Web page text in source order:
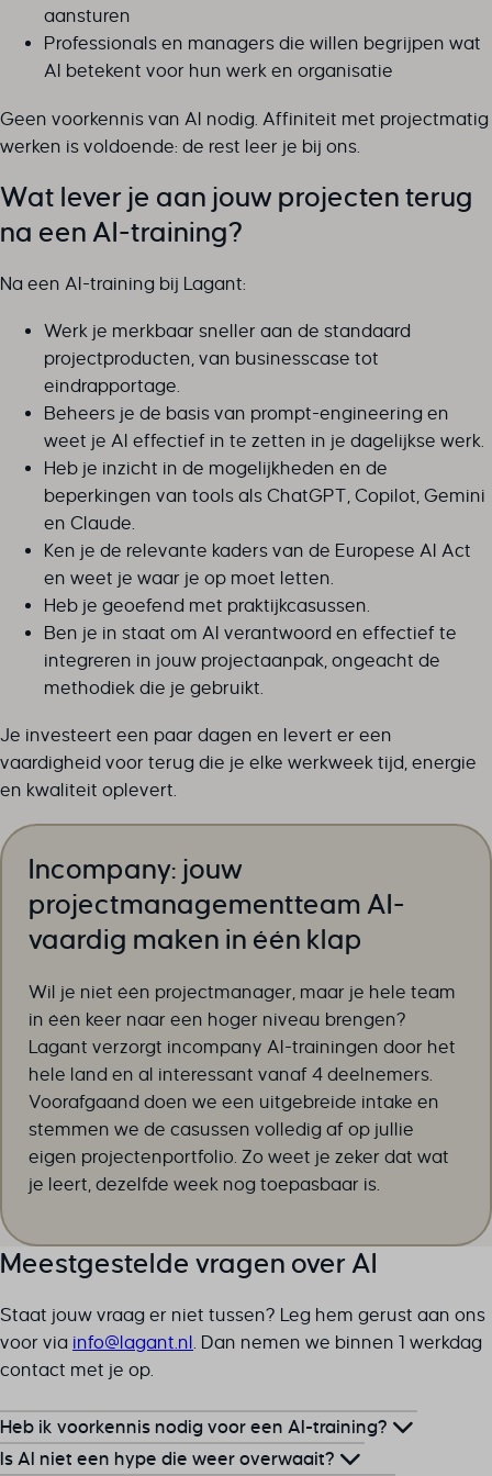
aansturen
Professionals en managers die willen begrijpen wat
AI betekent voor hun werk en organisatie
Geen voorkennis van AI nodig. Affiniteit met projectmatig
werken is voldoende: de rest leer je bij ons.
Wat lever je aan jouw projecten terug
na een AI-training?
Na een AI-training bij Lagant:
Werk je merkbaar sneller aan de standaard
projectproducten, van businesscase tot
eindrapportage.
Beheers je de basis van prompt-engineering en
weet je AI effectief in te zetten in je dagelijkse werk.
Heb je inzicht in de mogelijkheden én de
beperkingen van tools als ChatGPT, Copilot, Gemini
en Claude.
Ken je de relevante kaders van de Europese AI Act
en weet je waar je op moet letten.
Heb je geoefend met praktijkcasussen.
Ben je in staat om AI verantwoord en effectief te
integreren in jouw projectaanpak, ongeacht de
methodiek die je gebruikt.
Je investeert een paar dagen en levert er een
vaardigheid voor terug die je elke werkweek tijd, energie
en kwaliteit oplevert.
Incompany: jouw
projectmanagementteam AI-
vaardig maken in één klap
Wil je niet één projectmanager, maar je hele team
in één keer naar een hoger niveau brengen?
Lagant verzorgt incompany AI-trainingen door het
hele land en al interessant vanaf 4 deelnemers.
Voorafgaand doen we een uitgebreide intake en
stemmen we de casussen volledig af op jullie
eigen projectenportfolio. Zo weet je zeker dat wat
je leert, dezelfde week nog toepasbaar is.
Meestgestelde vragen over AI
Staat jouw vraag er niet tussen? Leg hem gerust aan ons
voor via ln.tnagal@ofni. Dan nemen we binnen 1 werkdag
contact met je op.
Heb ik voorkennis nodig voor een AI-training?
Is AI niet een hype die weer overwaait?
woocommerce_items_in_cart
wordpress_logged_in_*
wordpress_test_cookie
wp_woocommerce_session_*
wp-settings-time-*
sbjs_migrations
sbjs_session
sbjs_udata
tk_qs
intercom-device-id-*
mailerlite_accepts_marketing
mailerlite_checkout_token
amp_*
av_lang
brf-unlock-maintenance
cky-action
cky-consent
cookieyes-advertisement
cookieyes-analytics
cookieyes-functional
cookieyes-other
cookieyes-performance
cookieyesID
csmm_menu
ext_name
hsoffset_*
i18next
li_adsId
MicrosoftApplicationsTelemetryDeviceId
MicrosoftApplicationsTelemetryFirstLaunchTime
perf_*
ph_*_posthog
sc_applied_coupon_profile_id
SLO_wptGlobTipTmp
SSID
ssm_au_c
TSVB_UID
ws_form_*_hash
ws_form_debug_height
x_favorite_ids__product
zero-chakra-ui-color-mode